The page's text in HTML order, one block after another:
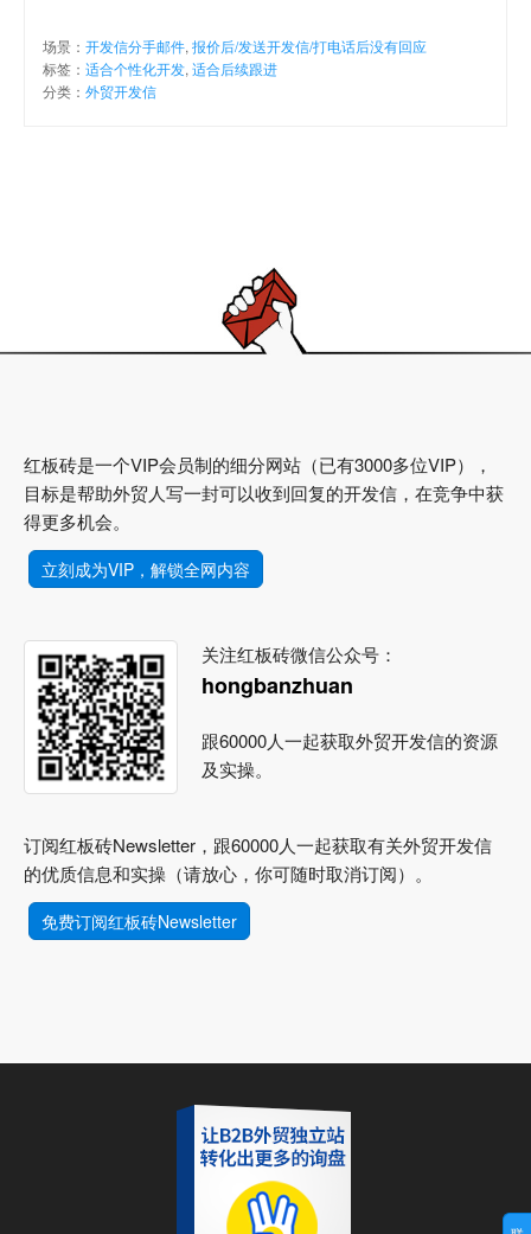
场景： 开发信分手邮件, 报价后/发送开发信/打电话后没有回应
标签： 适合个性化开发, 适合后续跟进
分类： 外贸开发信
红板砖是一个VIP会员制的细分网站（已有3000多位VIP），
目标是帮助外贸人写一封可以收到回复的开发信，在竞争中获
得更多机会。
立刻成为VIP，解锁全网内容
关注红板砖微信公众号：
hongbanzhuan
跟60000人一起获取外贸开发信的资源
及实操。
订阅红板砖Newsletter，跟60000人一起获取有关外贸开发信
的优质信息和实操（请放心，你可随时取消订阅）。
免费订阅红板砖Newsletter